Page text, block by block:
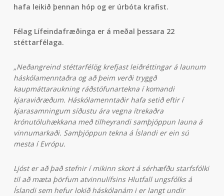
hafa leikið þennan hóp og er úrbóta krafist.
Félag Lífeindafræðinga er á meðal þessara 22
stéttarfélaga.
„Neðangreind stéttarfélög krefjast leiðréttingar á launum
háskólamenntaðra og að þeim verði tryggð
kaupmáttaraukning ráðstöfunartekna í komandi
kjaraviðræðum. Háskólamenntaðir hafa setið eftir í
kjarasamningum síðustu ára vegna ítrekaðra
krónutöluhækkana með tilheyrandi samþjöppun launa á
vinnumarkaði. Samþjöppun tekna á Íslandi er ein sú
mesta í Evrópu.
Ljóst er að það stefnir í mikinn skort á sérhæfðu starfsfólki
til að mæta þörfum atvinnulífsins Hlutfall ungsfólks á
Íslandi sem hefur lokið háskólanám i er langt undir